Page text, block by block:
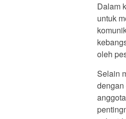
Dalam
untuk
oleh
Selain